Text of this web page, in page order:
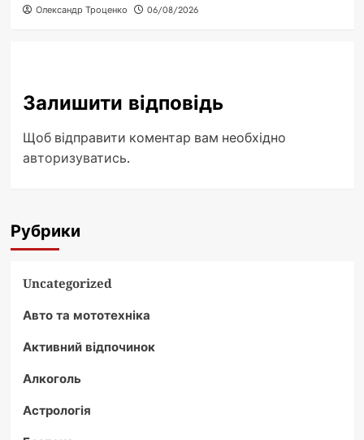
Олександр Троценко 06/08/2026
Залишити відповідь
Щоб відправити коментар вам необхідно
авторизуватись.
Рубрики
Uncategorized
Авто та мототехніка
Активний відпочинок
Алкоголь
Астрологія